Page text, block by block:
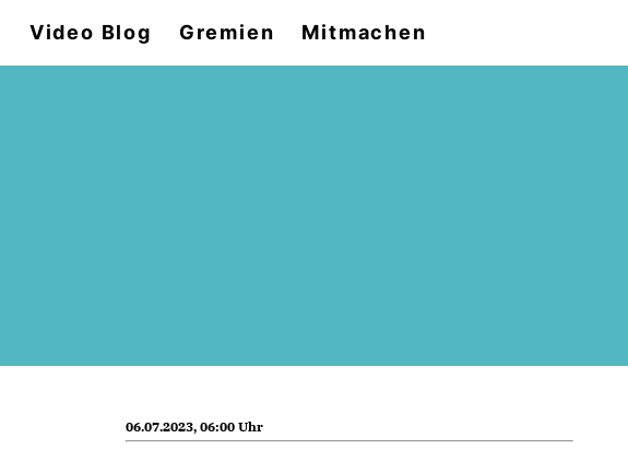
Video Blog Gremien Mitmachen
06.07.2023, 06:00 Uhr